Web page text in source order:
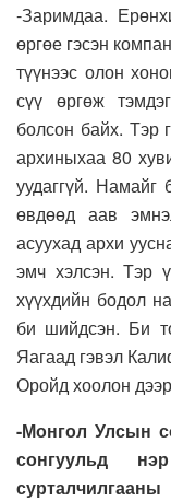
-Заримдаа.
өргөе гэсэн
түүнээс олон
сүү өргөж
болсон байх. Тэр
архиныхаа 80
уудаггүй.
өвдөөд аав
асуухад архи
эмч хэлсэн. Тэр
хүүхдийн бодол
би шийдсэн. Би
Яагаад гэвэл
Оройд хоолон
-Монгол Улсын
сонгуульд